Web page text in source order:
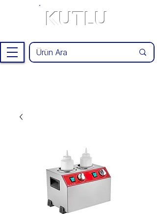
KUTLU